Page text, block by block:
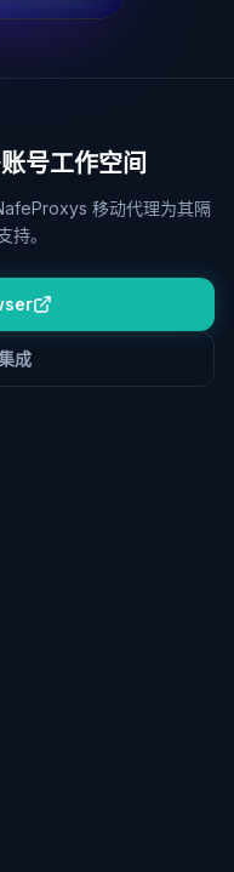
号工作空间
移动代理为其隔
持。
成